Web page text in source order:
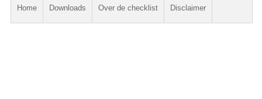
Home Downloads Over de checklist Disclaimer